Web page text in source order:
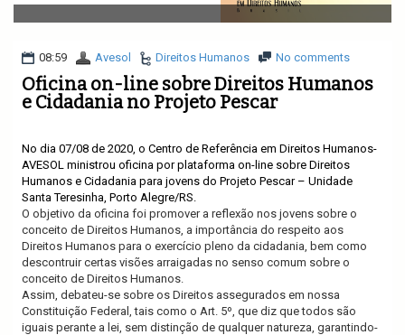
v
i
a
i
o
08:59 Avesol Direitos Humanos No comments
Oficina on-line sobre Direitos Humanos
e Cidadania no Projeto Pescar
No dia 07/08 de 2020, o Centro de Referência em Direitos Humanos-
AVESOL ministrou oficina por plataforma on-line sobre Direitos
Humanos e Cidadania para jovens do Projeto Pescar – Unidade
Santa Teresinha, Porto Alegre/RS.
O objetivo da oficina foi promover a reflexão nos jovens sobre o
conceito de Direitos Humanos, a importância do respeito aos
Direitos Humanos para o exercício pleno da cidadania, bem como
descontruir certas visões arraigadas no senso comum sobre o
conceito de Direitos Humanos.
Assim, debateu-se sobre os Direitos assegurados em nossa
Constituição Federal, tais como o Art. 5º, que diz que todos são
iguais perante a lei, sem distinção de qualquer natureza, garantindo-